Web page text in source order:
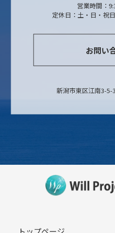
営業時間：
定休日：土・日・祝
お問い
新潟市東区江南3-5-